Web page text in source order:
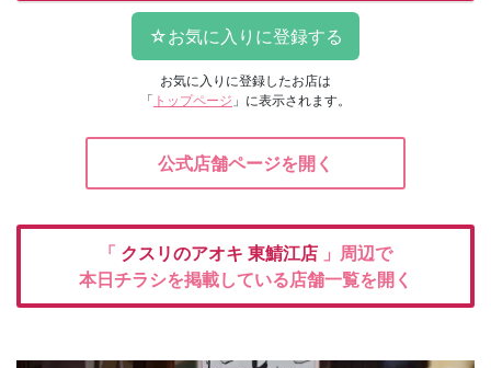
お気に入りに登録したお店は
「 トップページ 」に表示されます。
公式店舗ページを開く
「 クスリのアオキ 東鯖江店 」周辺で
本日チラシを掲載している店舗一覧を開く